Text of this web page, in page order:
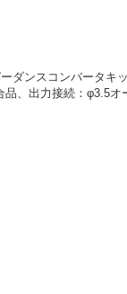
ダンスコンバータキ
品、出力接続：φ3.5オ